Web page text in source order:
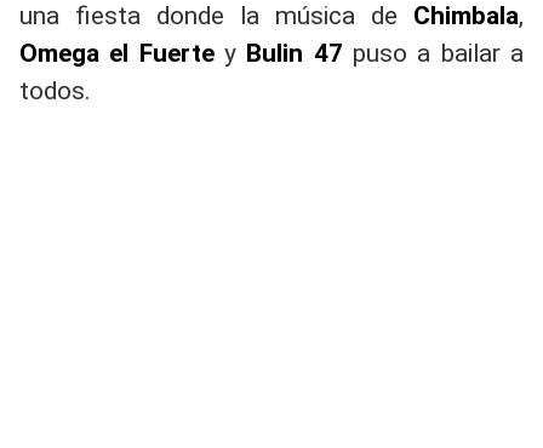
una fiesta donde la música de Chimbala,
Omega el Fuertey Bulin 47 puso a bailar a
todos.